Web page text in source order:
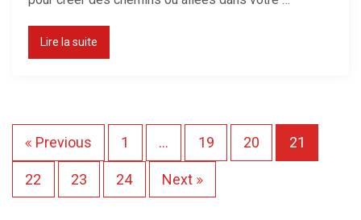
Lire la suite
a
Previous 1 … 19 20 21
22 23 24 Next